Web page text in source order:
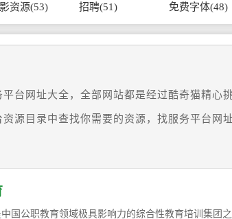
资源(53) 招聘(51) 免费字体(48)
台网址大全，全部网站都是经过酷奇猫精心
源目录中查找你需要的资源，找服务平台网
国公职教育领域极具影响力的综合性教育培训集团